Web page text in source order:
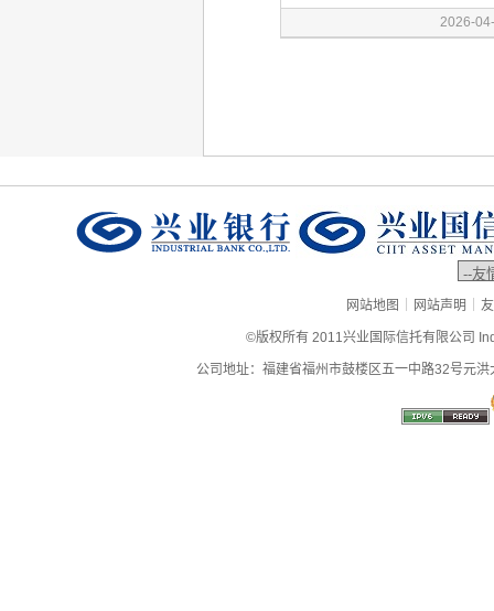
网站地图 | 网站声明 |
©版权所有 2011兴业国际信托有限公司
公司地址：福建省福州市鼓楼区五一中路32号元